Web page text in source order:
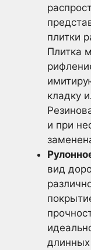
плитки
Плитка
кладку
и при
вид